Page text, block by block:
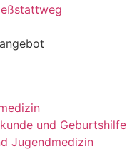
und Geburtshilfe
Jugendmedizin